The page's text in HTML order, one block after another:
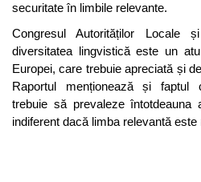
securitate în limbile relevante.
Congresul Autorităților Locale
diversitatea lingvistică este un
Europei, care trebuie apreciată și
Raportul menționează și faptul
trebuie să prevaleze întotdeauna
indiferent dacă limba relevantă